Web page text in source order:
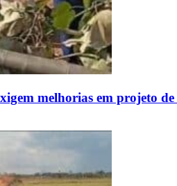
melhorias em projeto de